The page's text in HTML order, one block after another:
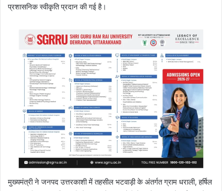
प्रशासनिक स्वीकृति प्रदान की गई है।
मुख्यमंत्री ने जनपद उत्तरकाशी में तहसील भटवाड़ी के अंतर्गत ग्राम धराली, हर्षिल